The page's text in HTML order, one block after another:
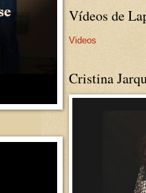
Vídeos de
Videos
Cristina